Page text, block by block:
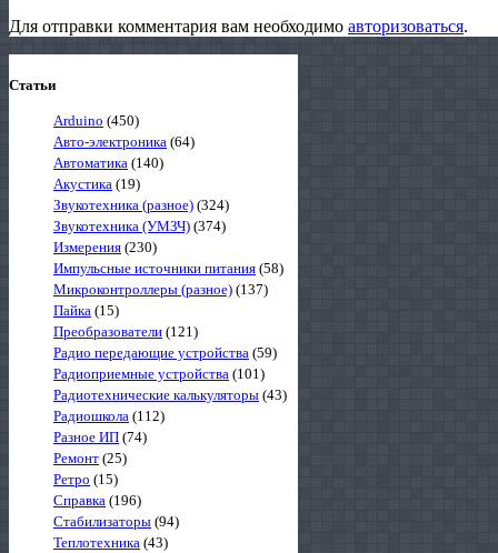
Для отправки комментария вам необходимо авторизоваться.
Статьи
Arduino (450)
Авто-электроника (64)
Автоматика (140)
Акустика (19)
Звукотехника (разное) (324)
Звукотехника (УМЗЧ) (374)
Измерения (230)
Импульсные источники питания (58)
Микроконтроллеры (разное) (137)
Пайка (15)
Преобразователи (121)
Радио передающие устройства (59)
Радиоприемные устройства (101)
Радиотехнические калькуляторы (43)
Радиошкола (112)
Разное ИП (74)
Ремонт (25)
Ретро (15)
Справка (196)
Стабилизаторы (94)
Теплотехника (43)